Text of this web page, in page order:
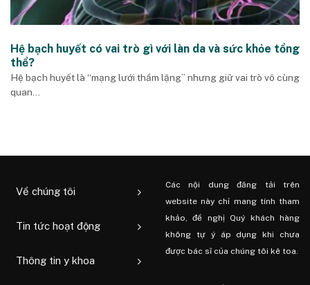
Hệ bạch huyết có vai trò gì với làn da và sức khỏe tổng
thể?
Hệ bạch huyết là “mạng lưới thầm lặng” nhưng giữ vai trò vô cùng
quan...
Về chúng tôi
Tin tức hoạt động
Thông tin y khoa
Các nội dung đăng tải trên
website này chỉ mang tính tham
khảo, đề nghị Quý khách hàng
không tự ý áp dụng khi chưa
được bác sĩ của chúng tôi kê toa.